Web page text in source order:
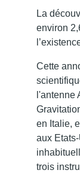
La
environ
Cette
l'antenne
en Italie,
aux
trois